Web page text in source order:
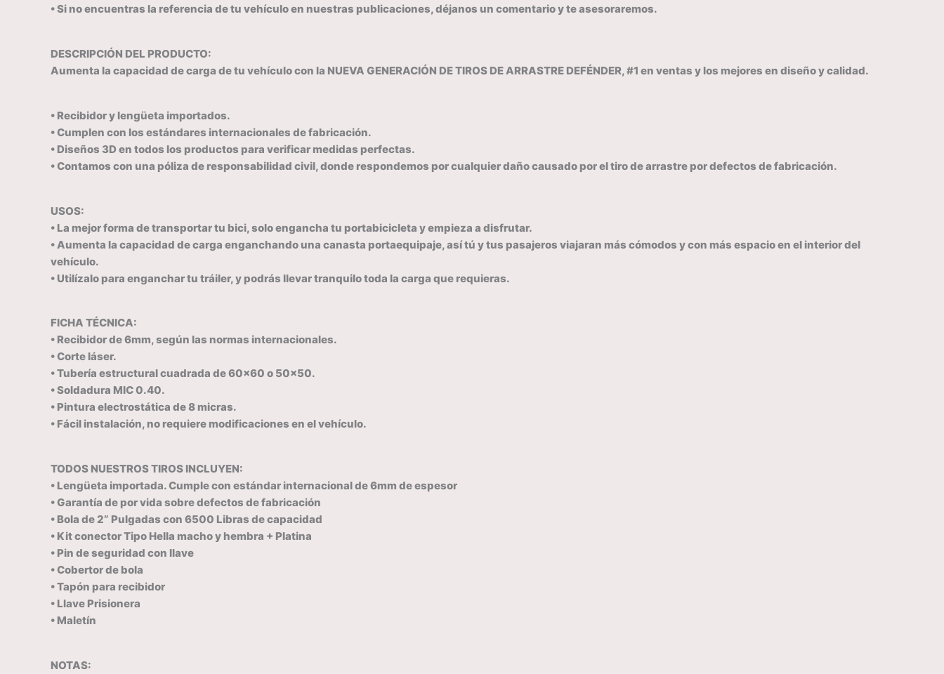
• Si no encuentras la referencia de tu vehículo en nuestras publicaciones, déjanos un comentario y te asesoraremos.
DESCRIPCIÓN DEL PRODUCTO:
Aumenta la capacidad de carga de tu vehículo con la NUEVA GENERACIÓN DE TIROS DE ARRASTRE DEFÉNDER, #1 en ventas y los mejores en diseño y calidad.
• Recibidor y lengüeta importados.
• Cumplen con los estándares internacionales de fabricación.
• Diseños 3D en todos los productos para verificar medidas perfectas.
• Contamos con una póliza de responsabilidad civil, donde respondemos por cualquier daño causado por el tiro de arrastre por defectos de fabricación.
USOS:
• La mejor forma de transportar tu bici, solo engancha tu portabicicleta y empieza a disfrutar.
• Aumenta la capacidad de carga enganchando una canasta portaequipaje, así tú y tus pasajeros viajaran más cómodos y con más espacio en el interior del
vehículo.
• Utilízalo para enganchar tu tráiler, y podrás llevar tranquilo toda la carga que requieras.
FICHA TÉCNICA:
• Recibidor de 6mm, según las normas internacionales.
• Corte láser.
• Tubería estructural cuadrada de 60×60 o 50×50.
• Soldadura MIC 0.40.
• Pintura electrostática de 8 micras.
• Fácil instalación, no requiere modificaciones en el vehículo.
TODOS NUESTROS TIROS INCLUYEN:
• Lengüeta importada. Cumple con estándar internacional de 6mm de espesor
• Garantía de por vida sobre defectos de fabricación
• Bola de 2” Pulgadas con 6500 Libras de capacidad
• Kit conector Tipo Hella macho y hembra + Platina
• Pin de seguridad con llave
• Cobertor de bola
• Tapón para recibidor
• Llave Prisionera
• Maletín
NOTAS: